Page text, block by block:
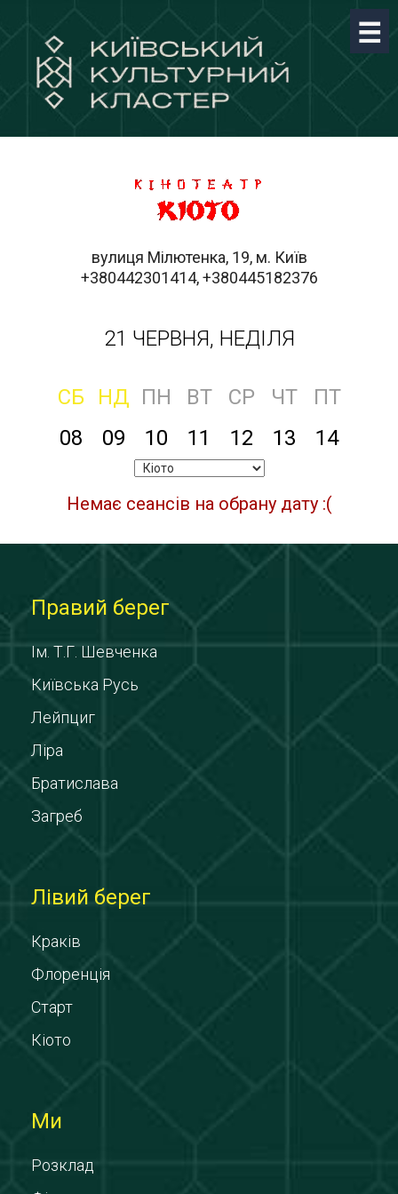
вулиця Мілютенка, 19, м. Київ
+380442301414, +380445182376
21 ЧЕРВНЯ, НЕДІЛЯ
СБ НД ПН ВТ СР ЧТ
ПТ
08
09 10 11 12 13 14
Немає сеансів на обрану дату :(
Правий берег
Ім. Т.Г. Шевченка
Київська Русь
Лейпциг
Ліра
Братислава
Загреб
Лівий берег
Краків
Флоренція
Старт
Кіото
Ми
Розклад